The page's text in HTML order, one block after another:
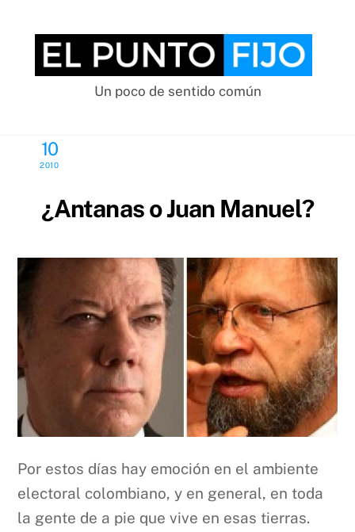
content
Un poco de sentido común
10
2010
¿Antanas o Juan Manuel?
Por estos días hay emoción en el ambiente
electoral colombiano, y en general, en toda
la gente de a pie que vive en esas tierras.